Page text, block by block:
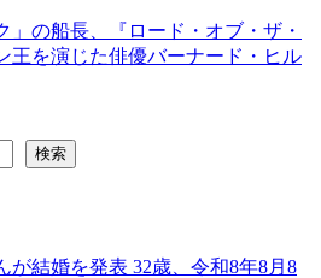
」の船長、『ロード・オブ・ザ・
王を演じた俳優バーナード・ヒル
検索
が結婚を発表 32歳、令和8年8月8